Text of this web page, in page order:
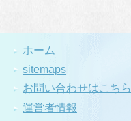
ホーム
sitemaps
お問い合わせはこちら
運営者情報